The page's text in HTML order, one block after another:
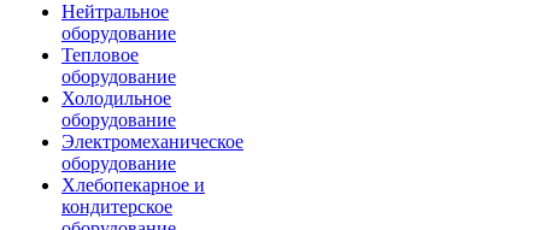
Нейтральное
оборудование
Тепловое
оборудование
Холодильное
оборудование
Электромеханическое
оборудование
Хлебопекарное и
кондитерское